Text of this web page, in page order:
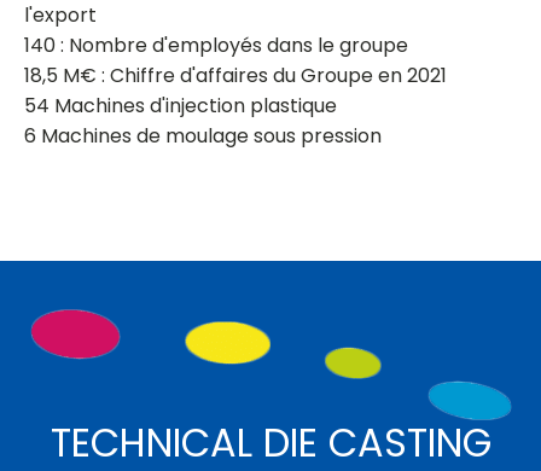
l'export
140 : Nombre d'employés dans le groupe
18,5 M€ : Chiffre d'affaires du Groupe en 2021
54 Machines d'injection plastique
6 Machines de moulage sous pression
TECHNICAL DIE CASTING